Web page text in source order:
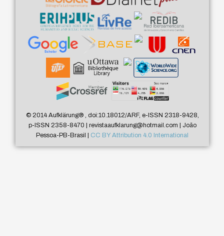
© 2014 Aufklärung®, doi:10.18012/ARF, e-ISSN 2318-9428,
p-ISSN 2358-8470 | revistaaufklarung@hotmail.com | João
Pessoa-PB-Brasil | CC BY Attribution 4.0 International